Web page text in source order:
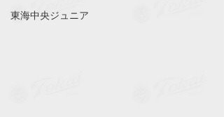
東海中央ジュニア